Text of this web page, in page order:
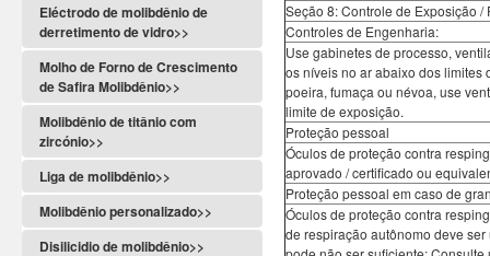
Eléctrodo de molibdênio de
derretimento de vidro>>
Molho de Forno de Crescimento
de Safira Molibdênio>>
Molibdênio de titânio com
zircónio>>
Liga de molibdênio>>
Molibdênio personalizado>>
Disilicidio de molibdênio>>
Seção 8: Controle de Exposição /
Controles de Engenharia:
Use gabinetes de processo,
os níveis no ar abaixo dos limites
poeira, fumaça ou névoa, use
limite de exposição.
Proteção pessoal
Óculos de proteção contra
aprovado / certificado ou
Proteção pessoal em caso de
Óculos de proteção contra
de respiração autônomo deve